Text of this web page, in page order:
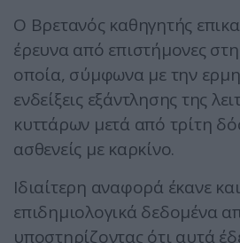
Ο Βρετανός καθηγητής
έρευνα από επιστήμονες
οποία, σύμφωνα με την
ενδείξεις εξάντλησης της
κυττάρων μετά από τρίτη
ασθενείς με καρκίνο.
Ιδιαίτερη αναφορά έκανε
επιδημιολογικά δεδομένα
υποστηρίζοντας ότι αυτά